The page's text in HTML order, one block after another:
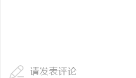
请发表评论